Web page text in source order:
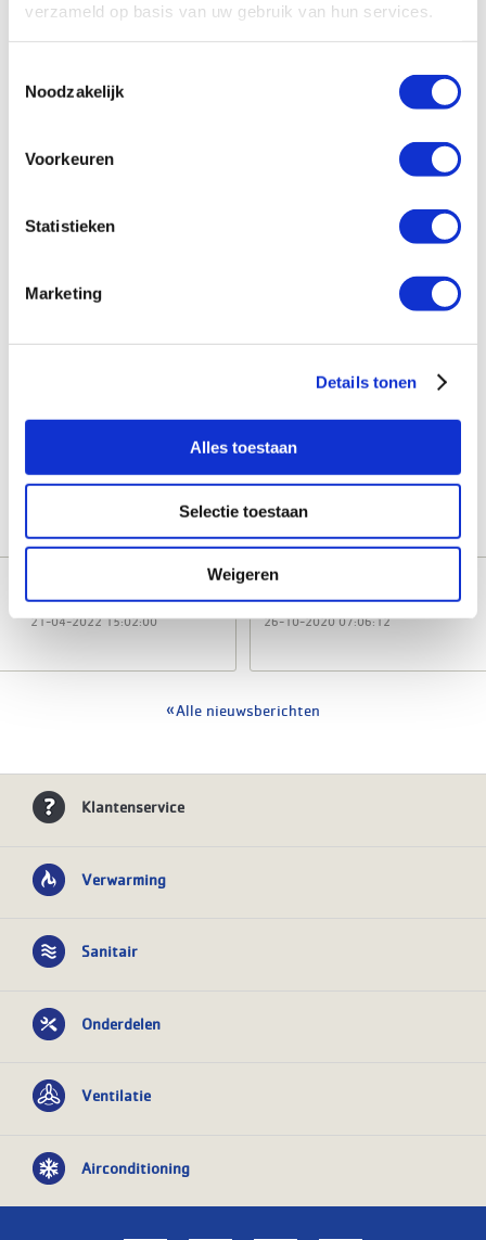
verzameld op basis van uw gebruik van hun services.
Noodzakelijk
Voorkeuren
Statistieken
Marketing
Details tonen
Alles toestaan
Selectie toestaan
Weigeren
update over de registratie. Wanneer de registratie
akkoord is ontvangt de klant hierover een email.
Klik hiervoor hansgrohe EcoSmart artikelen die meedoen!
Consument
Verwarmen en koelen met een lucht-luchtwarmtepomp
Slim sanitair voor in de badkamer
All-electric voorkomt 2 keer investeren
GROHE ON TOUR
21-04-2022 15:02:00
Hansgrohe kiest voor kleur
26-10-2020 07:06:12
Alle nieuwsberichten
Klantenservice
Verwarming
Sanitair
Onderdelen
Ventilatie
Airconditioning